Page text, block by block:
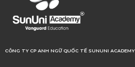
CÔNG TY CP ANH NGỮ QUỐC TẾ SUNUNI ACADEMY